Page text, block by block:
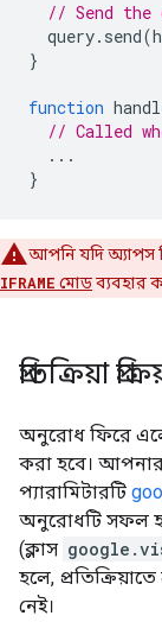
// Send the
query. send(
}
function
// Called
...
}
আপনি যদি অ্যাপস
IFRAME মোডব্যবহার
প্রতিক্রিয়া
অনুরোধ ফিরে
করা হবে। আপনার
প্যারামিটারটি
অনুরোধটি সফল
(ক্লাস
হলে,
নেই।